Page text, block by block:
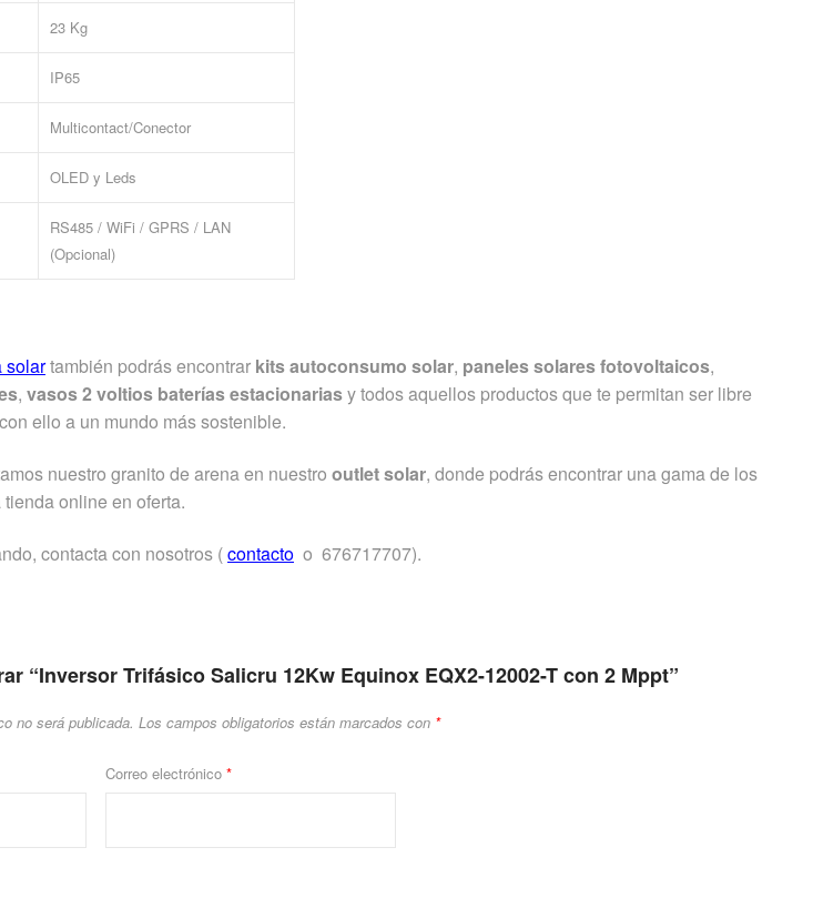
23 Kg
IP65
Multicontact/Conector
OLED y Leds
RS485 / WiFi / GPRS / LAN
(Opcional)
solartambién podrás encontrar kits autoconsumo solar, paneles solares fotovoltaicos,
, vasos 2 voltios baterías estacionariasy todos aquellos productos que te permitan ser libre
ello a un mundo más sostenible.
nuestro granito de arena en nuestro outlet solar, donde podrás encontrar una gama de los
online en oferta.
contacta con nosotros (contacto o 676717707).
“Inversor Trifásico Salicru 12Kw Equinox EQX2-12002-T con 2 Mppt”
no será publicada. Los campos obligatorios están marcados con *
Correo electrónico *